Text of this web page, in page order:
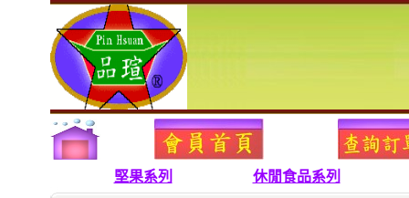
堅果系列 休閒食品系列